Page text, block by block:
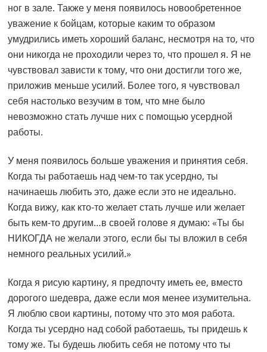
ног в зале. Также у меня появилось новообретенное
уважение к бойцам, которые каким то образом
умудрились иметь хороший баланс, несмотря на то, что
они никогда не проходили через то, что прошел я. Я не
чувствовал зависти к тому, что они достигли того же,
приложив меньше усилий. Более того, я чувствовал
себя настолько везучим в том, что мне было
невозможно стать лучше них с помощью усердной
работы.
У меня появилось больше уважения и принятия себя.
Когда ты работаешь над чем-то так усердно, ты
начинаешь любить это, даже если это не идеально.
Когда вижу, как кто-то желает стать лучше или желает
быть кем-то другим…в своей голове я думаю: «Ты бы
НИКОГДА не желали этого, если бы ты вложил в себя
немного реальных усилий.»
Когда я рисую картину, я предпочту иметь ее, вместо
дорогого шедевра, даже если моя менее изумительна.
Я люблю свои картины, потому что это моя работа.
Когда ты усердно над собой работаешь, ты придешь к
тому же. Ты будешь любить себя не потому что ты